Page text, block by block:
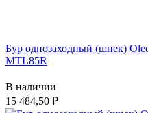
Бур однозаходный (шнек)
MTL85R
В наличии
15 484,50